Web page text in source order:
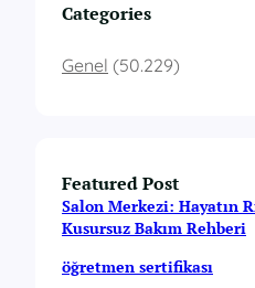
Categories
Genel (50.229)
Featured Post
Salon Merkezi: Hayatın
Kusursuz Bakım Rehberi
öğretmen sertifikası